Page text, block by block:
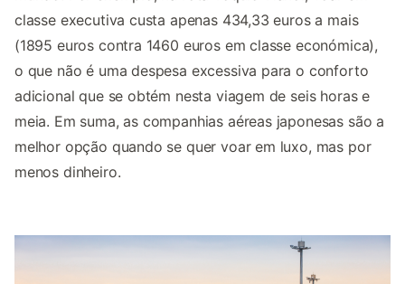
classe executiva custa apenas 434,33 euros a mais
(1895 euros contra 1460 euros em classe económica),
o que não é uma despesa excessiva para o conforto
adicional que se obtém nesta viagem de seis horas e
meia. Em suma, as companhias aéreas japonesas são a
melhor opção quando se quer voar em luxo, mas por
menos dinheiro.